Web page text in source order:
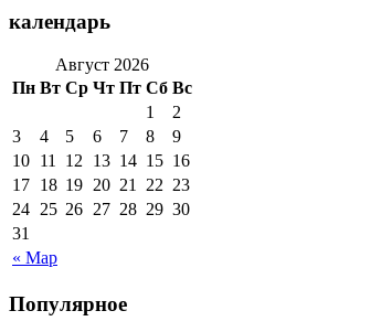
календарь
Август 2026
Пн Вт Ср Чт Пт Сб Вс
« Мар
1
2
3
4 5 6 7 8
9
10 11 12 13 14 15 16
17 18 19 20 21 22 23
24 25 26 27 28 29 30
31
Популярное